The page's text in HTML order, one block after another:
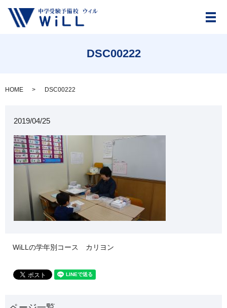
メ
DSC00222
HOME DSC00222
2019/04/25
WiLLの学年別コース カリヨン